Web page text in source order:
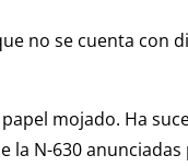
no se cuenta
mojado. Ha
la N-630 anunciadas